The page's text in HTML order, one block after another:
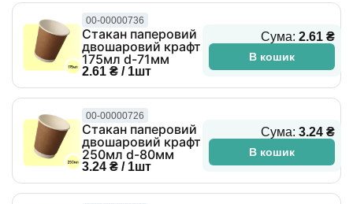
00-00000736
Стакан паперовий
двошаровий крафт
175мл d-71мм
2.61 ₴ / 1шт
Сума: 2.61 ₴
В кошик
00-00000726
Стакан паперовий
двошаровий крафт
250мл d-80мм
3.24 ₴ / 1шт
Сума: 3.24 ₴
В кошик